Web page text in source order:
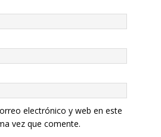
electrónico y web en este
vez que comente.